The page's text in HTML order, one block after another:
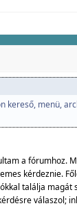
kereső, menü,
a fórumhoz.
kérdeznie.
találja magát
válaszol;